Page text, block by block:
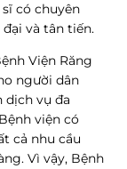
có chuyên
và tân tiến.
Viện Răng
người dân
dịch vụ đa
viện có
cả nhu cầu
Vì vậy, Bệnh